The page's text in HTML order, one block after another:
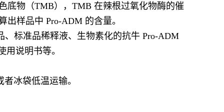
底物（TMB），TMB 在辣根过氧化物酶的催
样品中 Pro-ADM 的含量。
标准品稀释液、生物素化的抗牛 Pro-ADM
说明书等。
冰袋低温运输。